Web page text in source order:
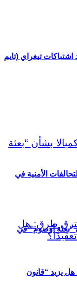
اشتباكات تيغراي (تايم
“بعثة أوصوم” في
الأمنية في
يزيد “قانون